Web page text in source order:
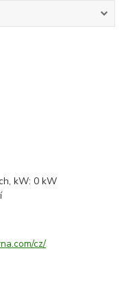
kW: 0 kW
cz/